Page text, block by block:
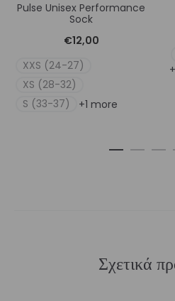
Pulse Unisex Performance
Sock
€12,00
XXS (24-27)
XS (28-32)
S (33-37)
+1 more
Σχετικά